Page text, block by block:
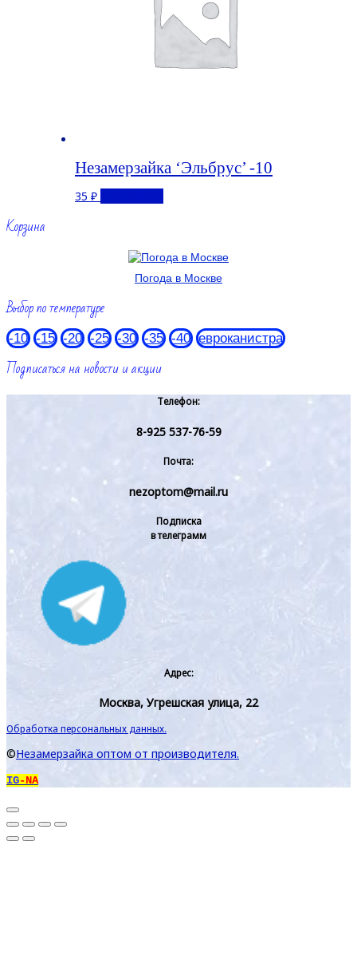
Незамерзайка ‘Эльбрус’ -10
35 ₽
Корзина
Погода в Москве
Выбор по температуре
-10 -15 -20 -25 -30 -35 -40 евроканистра
Подписаться на новости и акции
Телефон:
8-925 537-76-59
Почта:
nezoptom@mail.ru
Подписка
в телеграмм
Адрес:
Москва, Угрешская улица, 22
Обработка персональных данных.
©Незамерзайка оптом от производителя.
IG-NA